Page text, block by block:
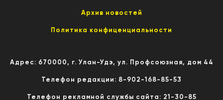
Архив новостей
Политика конфиценциальности
Адрес: 670000, г. Улан-Удэ, ул. Профсоюзная, дом 44
Телефон редакции: 8-902-168-85-53
Телефон рекламной службы сайта: 21-30-85